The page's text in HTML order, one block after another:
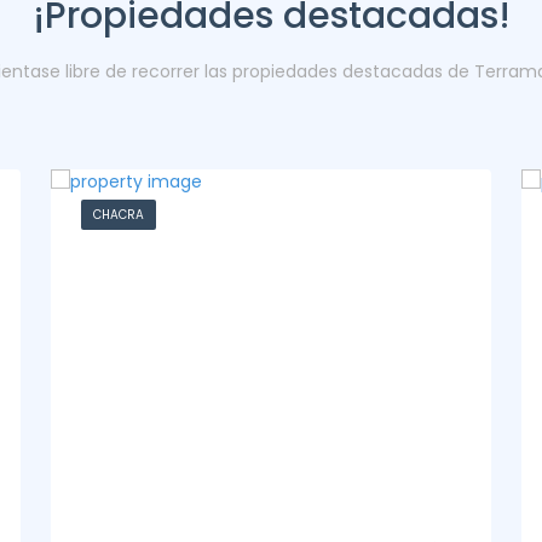
¡Propiedades destacadas!
libre de recorrer las propiedades destacadas de
CASA